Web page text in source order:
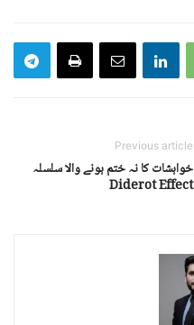
Previous article
خواہشات کا نہ ختم ہونے والا سلسلہ
Diderot Effect